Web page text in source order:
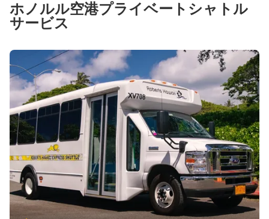
い余韻。 ノースショアの火山性土壌で育てられたカカオやコーヒ
ーを使った、100%メイド・イン・ハワイの逸品を試食。 世界的
もおすすめのラインナップです。 🎨 ツアーの最後は、ハレイワタ
ウンでのんびり自由時間。 オールドハワイの趣きが残る人気ロー
カルタウン「ハレイワ」では、アートギャラリーや雑貨店、シェ
イブアイスなど、自由に散策を楽しめます。
ホノルル空港プライベートシャトル
サービス